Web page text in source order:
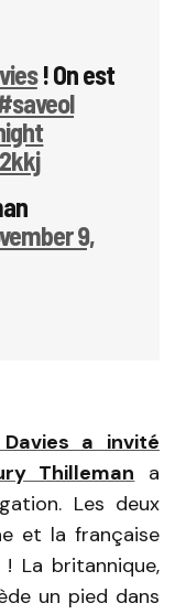
! On est
9,
a invité
Thilleman a
Les deux
et la française
La britannique,
un pied dans